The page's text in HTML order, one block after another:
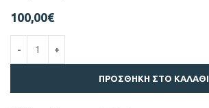
100,00€
ΠΡΟΣΘΉΚΗ ΣΤΟ ΚΑΛΆΘΙ